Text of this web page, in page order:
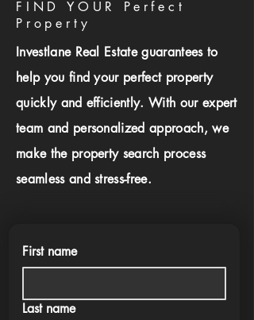
FIND YOUR Perfect
Property
Investlane Real Estate guarantees to
help you find your perfect property
quickly and efficiently. With our expert
team and personalized approach, we
make the property search process
seamless and stress-free.
First name
Last name